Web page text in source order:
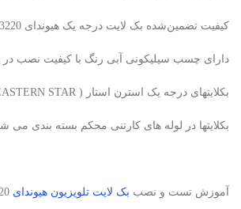
کیفیت تضمین‌شده بک لایت درجه یک هیوندای HYUNDAI HLED3220 با پی سی بی آلومینیومی برند استرن استار
دارای چسب سیلیکونی آبی رنگ با کیفیت نصب
بکلایتهای درجه یک استرن استار ( EASTERN STAR ) با نوردهی یکنواخت سفید یخی، بدون سایه و هاله
بکلایتها در لوله های کارتنی محکم بسته بندی می
آموزش تست و نصب بک لایت تلویزیون هیوندای